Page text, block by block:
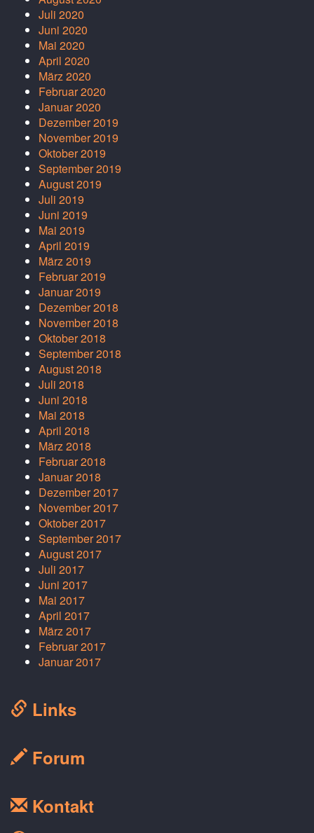
Juli 2020
Juni 2020
Mai 2020
April 2020
März 2020
Februar 2020
Januar 2020
Dezember 2019
November 2019
Oktober 2019
September 2019
August 2019
Juli 2019
Juni 2019
Mai 2019
April 2019
März 2019
Februar 2019
Januar 2019
Dezember 2018
November 2018
Oktober 2018
September 2018
August 2018
Juli 2018
Juni 2018
Mai 2018
April 2018
März 2018
Februar 2018
Januar 2018
Dezember 2017
November 2017
Oktober 2017
September 2017
August 2017
Juli 2017
Juni 2017
Mai 2017
April 2017
März 2017
Februar 2017
Januar 2017
Links
Forum
Kontakt